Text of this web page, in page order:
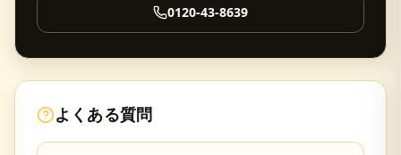
0120-43-8639
よくある質問